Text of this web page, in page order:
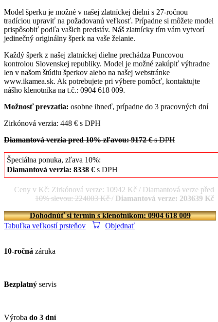
Model šperku je možné v našej zlatníckej dielni s 27-ročnou
tradíciou upraviť na požadovanú veľkosť. Prípadne si môžete model
prispôsobiť podľa vašich predstáv. Náš zlatnícky tím vám vytvorí
jedinečný originálny šperk na vaše želanie.
Každý šperk z našej zlatníckej dielne prechádza Puncovou
kontrolou Slovenskej republiky. Model je možné zakúpiť výhradne
len v našom štúdiu šperkov alebo na našej webstránke
www.ikamea.sk. Ak potrebujete pri výbere pomôcť, kontaktujte
nášho klenotníka na t.č.: 0904 618 009.
Možnosť prevzatia: osobne ihneď, prípadne do 3 pracovných dní
Zirkónová verzia: 448 € s DPH
Diamantová verzia pred 10% zľavou: 9172 €s DPH
Špeciálna ponuka, zľava 10%:
Diamantová verzia: 8338 € s DPH
Ceny v Kč: Zirkónová verze: 10942 Kč / Diamantová verze před
10% slevou: 224003 Kč/ Diamantová verze: 203639 Kč
Dohodnúť si termín s klenotníkom: 0904 618 009
Tabuľka veľkostí prsteňov
Objednať
10-ročná záruka
Bezplatný servis
Výroba do 3 dní